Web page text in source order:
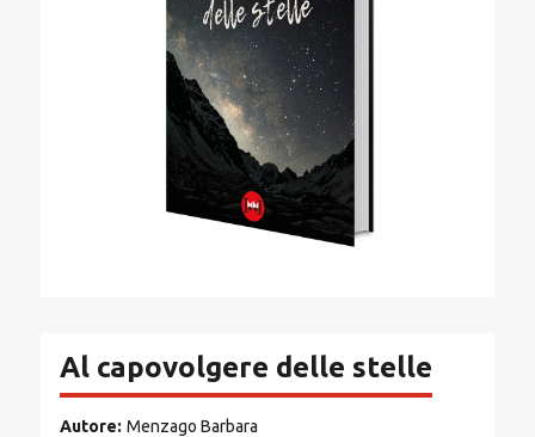
Al capovolgere delle stelle
Autore Menzago Barbara